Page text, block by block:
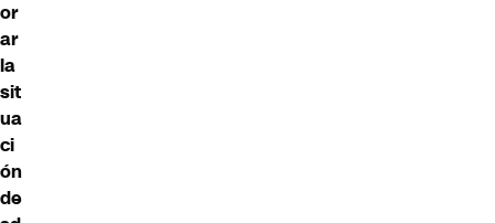
or
ar
la
sit
ua
ci
ón
de